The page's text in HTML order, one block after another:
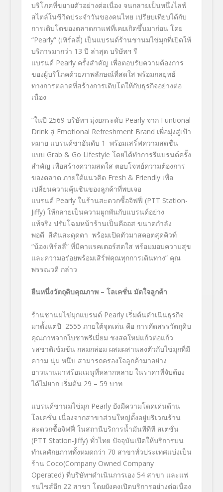
บริโภคที่ขยายตัวอย่างต่อเนื่อง จนกลายเป็นหนึ่งไลฟ์
สไตล์ในชีวิตประจำวันของคนไทย เปรียบเทียบได้กับ
การเติบโตของตลาดกาแฟที่เคยเกิดขึ้นมาก่อน โดย
“Pearly” (เพิร์ลลี่) เป็นแบรนด์ร้านชานมไข่มุกที่เปิดให้
บริการมากว่า 13 ปี ล่าสุด บริษัทฯ รี
แบรนด์ Pearly ครั้งสำคัญ เพื่อตอบรับความต้องการ
ของผู้บริโภคด้วยภาพลักษณ์ที่สดใส พร้อมกลยุทธ์
ทางการตลาดที่สร้างการเติบโตให้กับธุรกิจอย่างต่อ
เนื่อง
“ในปี 2569 บริษัทฯ มุ่งยกระดับ Pearly จาก Funtional
Drink สู่ Emotional Refreshment Brand เพื่อมุ่งสู่เป้า
หมาย แบรนด์ชาอันดับ 1 พร้อมเสริ์ฟความสดชื่น
แบบ Grab & Go Lifestyle โดยได้ทำการรีแบรนด์ครั้ง
สำคัญ เพื่อสร้างความสดใส ตอบโจทย์ความต้องการ
ของตลาด ภายใต้แนวคิด Fresh & Friendly เพื่อ
เปลี่ยนความคุ้นชินของลูกค้าที่พบเจอ
แบรนด์ Pearly ในร้านสะดวกซื้อจิฟฟี่ (PTT Station-
Jiffy) ให้กลายเป็นความผูกพันกับแบรนด์อย่าง
แท้จริง ปรับโฉมหน้าร้านเป็นคีออส ขนาดกำลัง
พอดี สีสันสะดุดตา พร้อมเปิดตัวมาสคอตสุดคิวท์
“น้องเพิร์ลลี่” ที่มีคาแรคเตอร์สดใส พร้อมมอบความสุข
และความอร่อยพร้อมเสิร์ฟคุณทุกการเดินทาง” คุณ
พรรณวดี กล่าว
ยืนหนึ่งวัตถุดิบคุณภาพ – โลเคชั่น มัดใจลูกค้า
ร้านชานมไข่มุกแบรนด์ Pearly เริ่มต้นดำเนินธุรกิจ
มาตั้งแต่ปี 2555 ภายใต้จุดเด่น คือ การคัดสรรวัตถุดิบ
คุณภาพจากใบชาพรีเมี่ยม ชงสดใหม่แก้วต่อแก้ว
รสชาติเข้มข้น กลมกล่อม ผสมผสานลงตัวกับไข่มุกที่มี
ความ นุ่ม หนึบ สามารถครองใจลูกค้ามาอย่าง
ยาวนานมาพร้อมเมนูที่หลากหลาย ในราคาที่จับต้อง
ได้ไม่ยาก เริ่มต้น 29 – 59 บาท
แบรนด์ชานมไข่มุก Pearly ยังมีความโดดเด่นด้าน
โลเคชั่น เนื่องจากสาขาส่วนใหญ่ตั้งอยู่บริเวณร้าน
สะดวกซื้อจิฟฟี่ ในสถานีบริการน้ำมันพีทีที สเตชั่น
(PTT Station-Jiffy) ทั่วไทย ปัจจุบันเปิดให้บริการบน
ทำเลศักยภาพทั้งหมดกว่า 70 สาขาทั่วประเทศแบ่งเป็น
ร้าน Coco(Company Owned Company
Operated) ที่บริษัทฯดำเนินการเอง 54 สาขา และแฟ
รนไชส์อีก 22 สาขา โดยยังคงเปิดบริการอย่างต่อเนื่อง